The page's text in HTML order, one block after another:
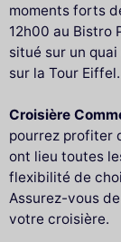
moments forts
12h00 au Bistro
situé sur un
sur la Tour Eiffel.
Croisière
pourrez profiter
ont lieu toutes
flexibilité de
Assurez-vous
votre croisière.